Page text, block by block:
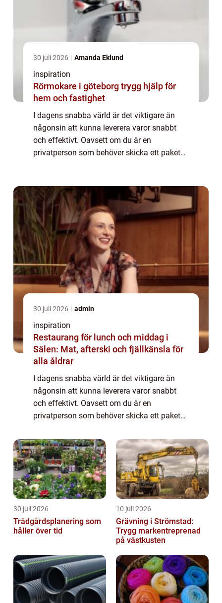
30 juli 2026 Amanda Eklund
inspiration
Rörmokare i göteborg trygg hjälp för
hem och fastighet
I dagens snabba värld är det viktigare än
någonsin att kunna leverera varor snabbt
och effektivt. Oavsett om du är en
privatperson som behöver skicka ett paket
30 juli 2026 admin
inspiration
Restaurang för lunch och middag i
Sälen: Mat, afterski och fjällkänsla för
alla åldrar
I dagens snabba värld är det viktigare än
någonsin att kunna leverera varor snabbt
och effektivt. Oavsett om du är en
privatperson som behöver skicka ett paket
transporter,...
30 juli 2026
Trädgårdsplanering som
håller över tid
10 juli 2026
Grävning i Strömstad:
Trygg markentreprenad
på västkusten